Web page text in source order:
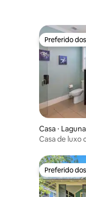
Preferido
Preferido
Casa ⋅
Casa de luxo
Preferido
Preferido